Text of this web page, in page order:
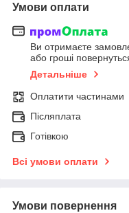
Умови оплати
Ви отримаєте
або гроші
Детальніше
Оплатити частинами
Післяплата
Готівкою
Всі умови оплати
Умови повернення